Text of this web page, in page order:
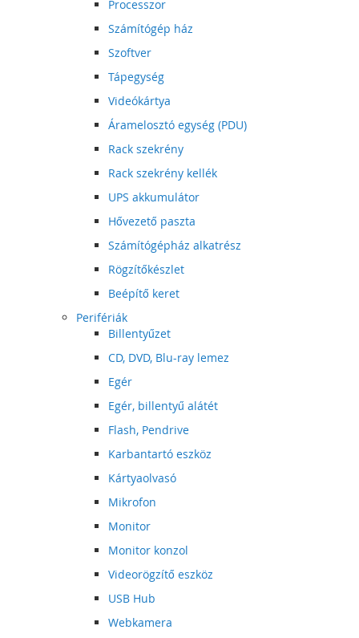
Processzor
Számítógép ház
Szoftver
Tápegység
Videókártya
Áramelosztó egység (PDU)
Rack szekrény
Rack szekrény kellék
UPS akkumulátor
Hővezető paszta
Számítógépház alkatrész
Rögzítőkészlet
Beépítő keret
Perifériák
Billentyűzet
CD, DVD, Blu-ray lemez
Egér
Egér, billentyű alátét
Flash, Pendrive
Karbantartó eszköz
Kártyaolvasó
Mikrofon
Monitor
Monitor konzol
Videorögzítő eszköz
USB Hub
Webkamera